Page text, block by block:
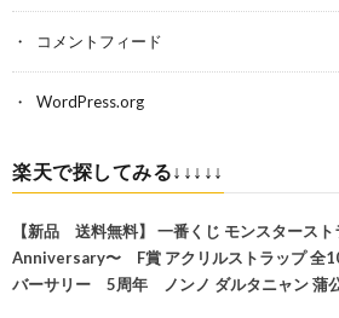
コメントフィード
WordPress.org
楽天で探してみる↓↓↓↓↓
【新品 送料無料】 一番くじ モンスタース
Anniversary〜 F賞 アクリルストラップ 全
バーサリー 5周年 ノンノ ダルタニャン 蒲